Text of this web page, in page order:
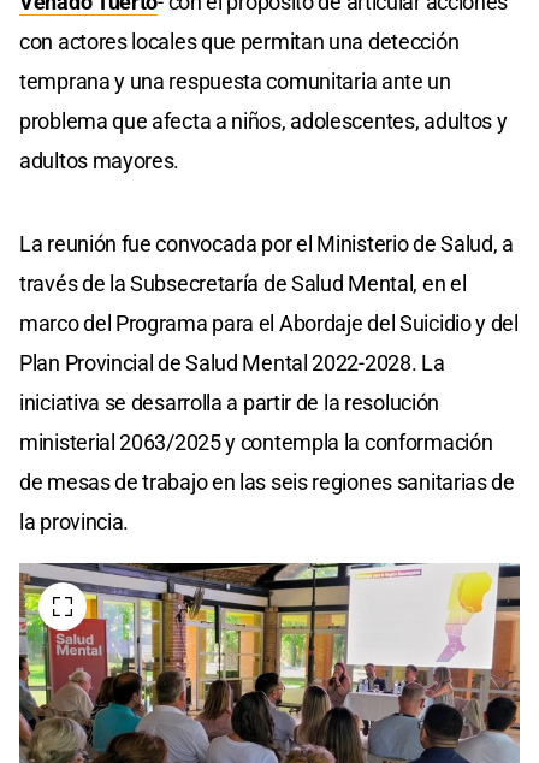
con actores locales que permitan una detección
temprana y una respuesta comunitaria ante un
problema que afecta a niños, adolescentes, adultos y
adultos mayores.
La reunión fue convocada por el Ministerio de Salud, a
través de la Subsecretaría de Salud Mental, en el
marco del Programa para el Abordaje del Suicidio y del
Plan Provincial de Salud Mental 2022-2028. La
iniciativa se desarrolla a partir de la resolución
ministerial 2063/2025 y contempla la conformación
de mesas de trabajo en las seis regiones sanitarias de
la provincia.